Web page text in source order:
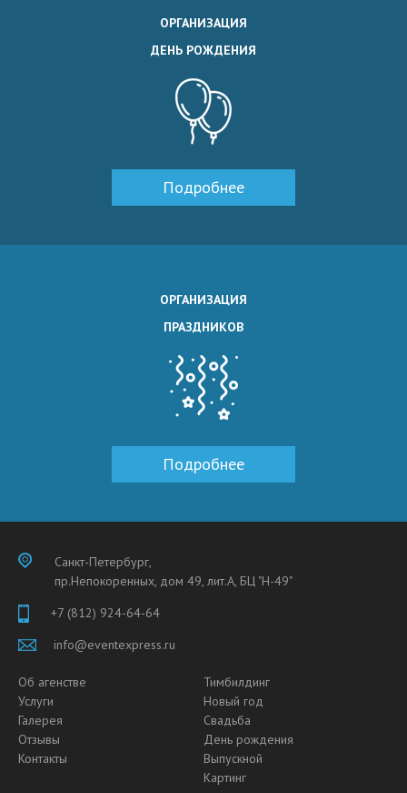
ОРГАНИЗАЦИЯ
ДЕНЬ РОЖДЕНИЯ
Подробнее
ОРГАНИЗАЦИЯ
ПРАЗДНИКОВ
Подробнее
Санкт-Петербург,
пр.Непокоренных, дом 49, лит.А, БЦ "Н-49"
+7 (812) 924-64-64
info@eventexpress.ru
Об агенстве
Услуги
Галерея
Отзывы
Контакты
Тимбилдинг
Новый год
Свадьба
День рождения
Выпускной
Картинг